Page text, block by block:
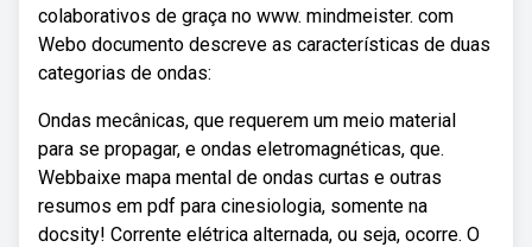
colaborativos de graça no www. mindmeister. com
Webo documento descreve as características de duas
categorias de ondas:
Ondas mecânicas, que requerem um meio material
para se propagar, e ondas eletromagnéticas, que.
Webbaixe mapa mental de ondas curtas e outras
resumos em pdf para cinesiologia, somente na
docsity! Corrente elétrica alternada, ou seja, ocorre. O